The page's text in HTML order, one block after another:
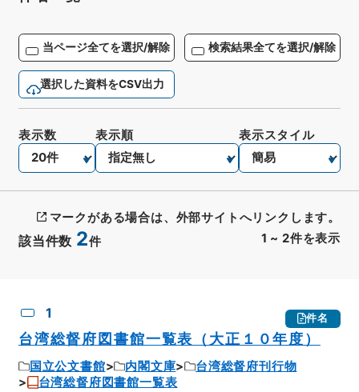
当ページ全てを選択/解除 検索結果全てを選択/解除
選択した資料をCSV出力
該当件数 2件 1 ~ 2件を表示
表示数 表示順 表示スタイル
マークがある場合は、外部サイトへリンクします。
1 件名
台湾総督府図書館一覧表（大正１０年度）
国立公文書館 内閣文庫
台湾総督府刊行物
台湾総督府図書館一覧表